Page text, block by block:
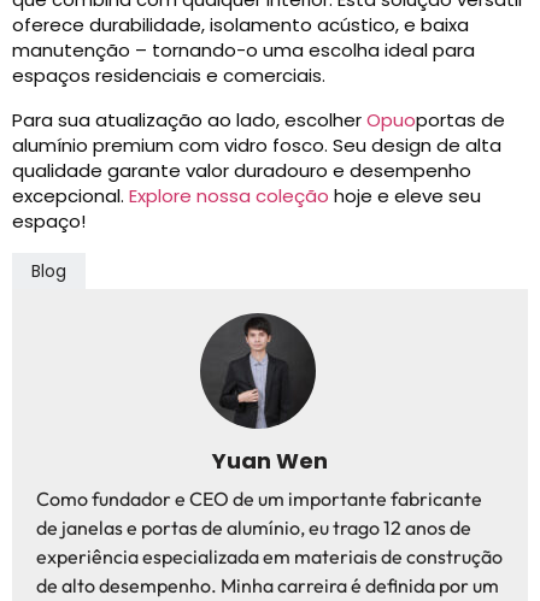
oferece durabilidade, isolamento acústico, e baixa
manutenção – tornando-o uma escolha ideal para
espaços residenciais e comerciais.
Para sua atualização ao lado, escolherOpuoportas de
alumínio premium com vidro fosco. Seu design de alta
qualidade garante valor duradouro e desempenho
excepcional. Explore nossa coleção hoje e eleve seu
espaço!
Blog
Yuan Wen
Como fundador e CEO de um importante fabricante
de janelas e portas de alumínio, eu trago 12 anos de
experiência especializada em materiais de construção
de alto desempenho. Minha carreira é definida por um